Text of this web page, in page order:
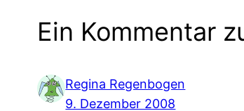
Ein Kommentar
Regina Regenbogen
9. Dezember 2008